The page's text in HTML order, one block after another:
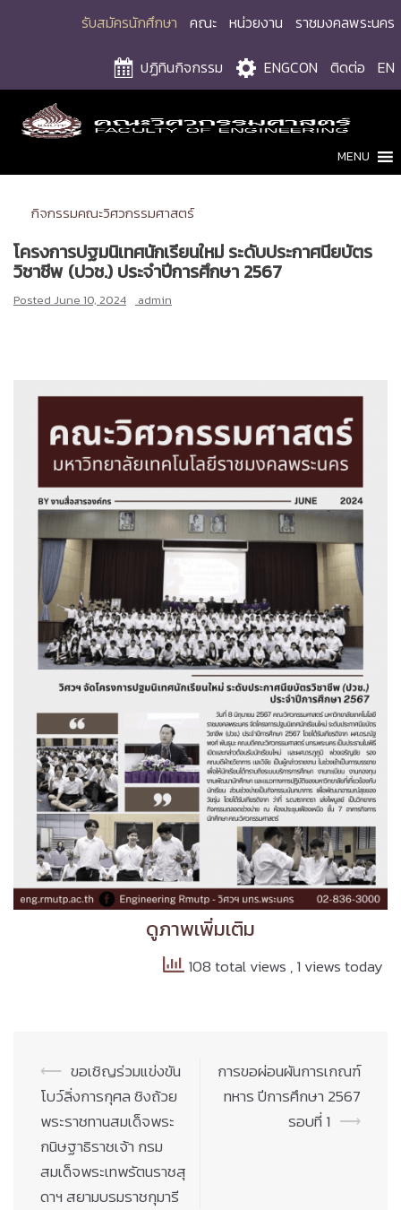
รับสมัครนักศึกษา คณะ หน่วยงาน ราชมงคลพระนคร
ปฏิทินกิจกรรม ENGCON ติดต่อ EN
MENU
กิจกรรมคณะวิศวกรรมศาสตร์
โครงการปฐมนิเทศนักเรียนใหม่ ระดับประกาศนียบัตร
วิชาชีพ (ปวช.) ประจำปีการศึกษา 2567
Posted June 10, 2024 admin
ดูภาพเพิ่มเติม
108 total views , 1 views today
Post
navigation
⟵ ขอเชิญร่วมแข่งขัน
โบว์ลิ่งการกุศล ชิงถ้วย
พระราชทานสมเด็จพระ
กนิษฐาธิราชเจ้า กรม
สมเด็จพระเทพรัตนราชสุ
ดาฯ สยามบรมราชกุมารี
การขอผ่อนผันการเกณฑ์
ทหาร ปีการศึกษา 2567
รอบที่ 1 ⟶